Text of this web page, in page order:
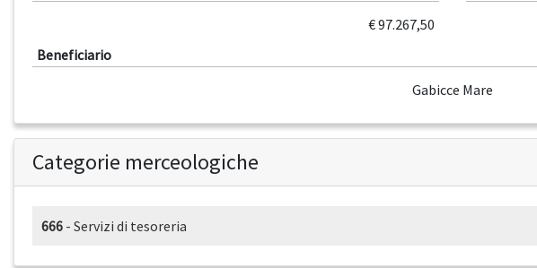
€ 97.267,50
Beneficiario
Gabicce Mare
Categorie merceologiche
666 - Servizi di tesoreria